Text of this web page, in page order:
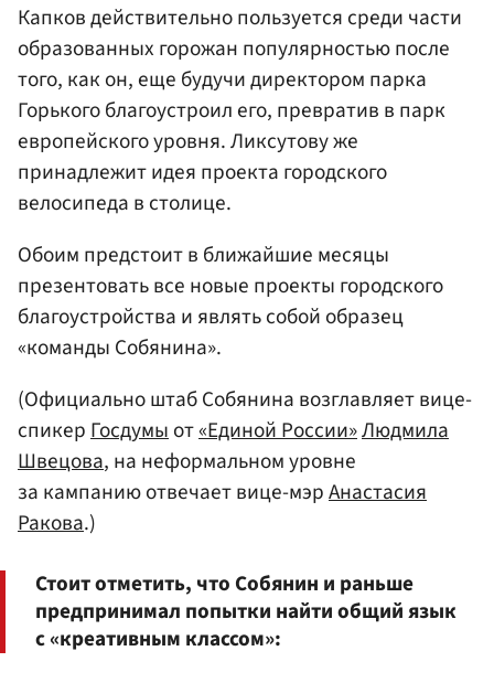
Капков действительно пользуется среди части
образованных горожан популярностью после
того, как он, еще будучи директором парка
Горького благоустроил его, превратив в парк
европейского уровня. Ликсутову же
принадлежит идея проекта городского
велосипеда в столице.
Обоим предстоит в ближайшие месяцы
презентовать все новые проекты городского
благоустройства и являть собой образец
«команды Собянина».
(Официально штаб Собянина возглавляет вице-
спикерГосдумыот«Единой России»Людмила
Швецова, на неформальном уровне
за кампанию отвечает вице-мэрАнастасия
Ракова.)
Стоит отметить, что Собянин и раньше
предпринимал попытки найти общий язык
с «креативным классом»: